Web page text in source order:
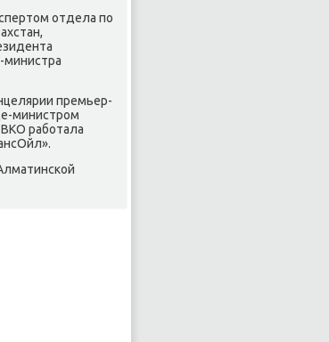
отдела по
министра
премьер-
министром
работала